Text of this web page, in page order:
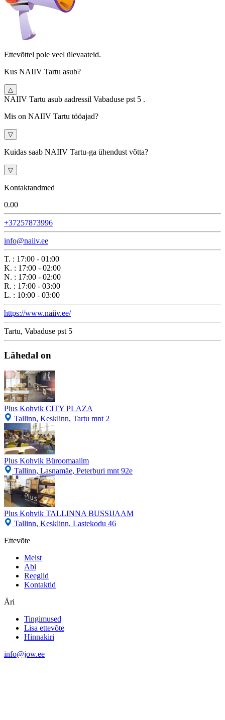
Ettevõttel pole veel ülevaateid.
Kus NAIIV Tartu asub?
△
NAIIV Tartu asub aadressil Vabaduse pst 5 .
Mis on NAIIV Tartu tööajad?
▽
Kuidas saab NAIIV Tartu-ga ühendust võtta?
▽
Kontaktandmed
0.00
+37257873996
info@naiiv.ee
T. : 17:00 - 01:00
K. : 17:00 - 02:00
N. : 17:00 - 02:00
R. : 17:00 - 03:00
L. : 10:00 - 03:00
https://www.naiiv.ee/
Tartu, Vabaduse pst 5
Lähedal on
Plus Kohvik CITY PLAZA
Tallinn, Kesklinn, Tartu mnt 2
Plus Kohvik Büroomaailm
Tallinn, Lasnamäe, Peterburi mnt 92e
Plus Kohvik TALLINNA BUSSIJAAM
Tallinn, Kesklinn, Lastekodu 46
Ettevõte
Meist
Abi
Reeglid
Kontaktid
Äri
Tingimused
Lisa ettevõte
Hinnakiri
info@jow.ee